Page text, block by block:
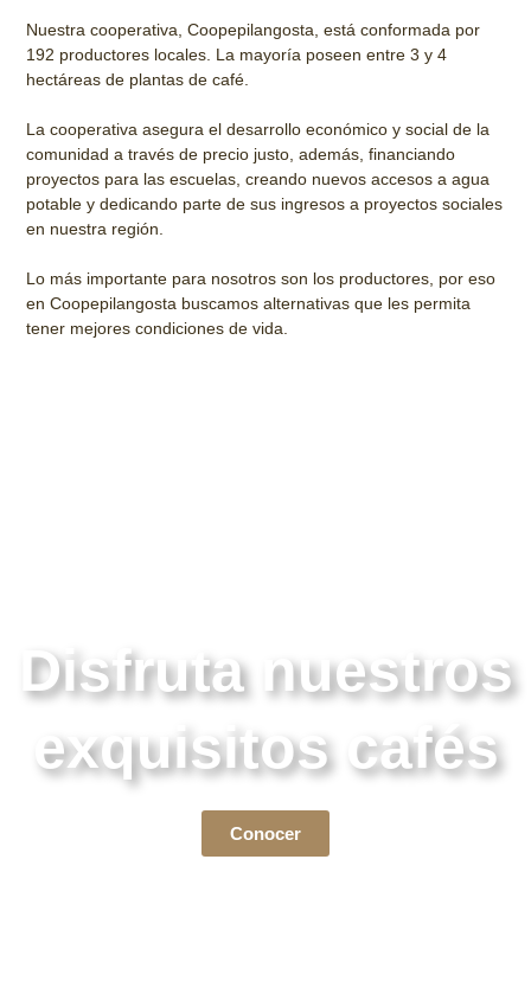
Nuestra cooperativa, Coopepilangosta, está conformada por
192 productores locales. La mayoría poseen entre 3 y 4
hectáreas de plantas de café.
La cooperativa asegura el desarrollo económico y social de la
comunidad a través de precio justo, además, financiando
proyectos para las escuelas, creando nuevos accesos a agua
potable y dedicando parte de sus ingresos a proyectos sociales
en nuestra región.
Lo más importante para nosotros son los productores, por eso
en Coopepilangosta buscamos alternativas que les permita
tener mejores condiciones de vida.
Disfruta nuestros
exquisitos cafés
Conocer